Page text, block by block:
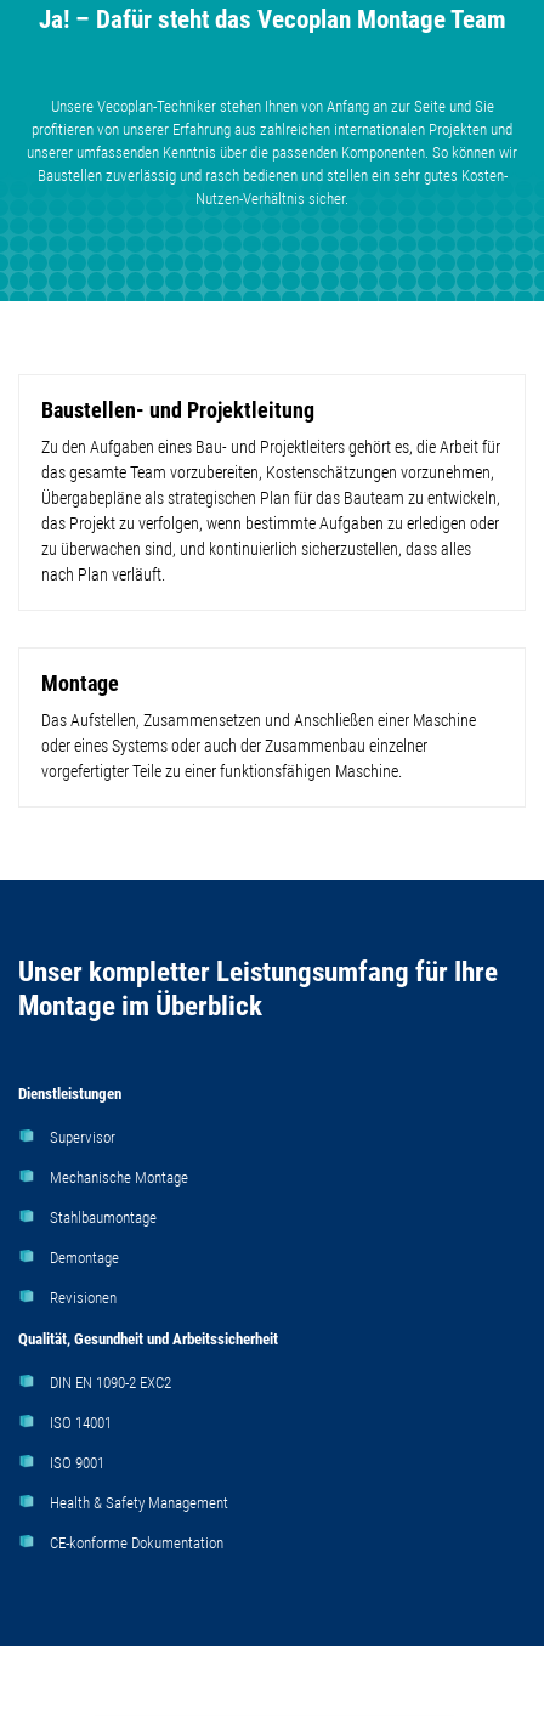
Ja! – Dafür steht das Vecoplan Montage Team
Unsere Vecoplan-Techniker stehen Ihnen von Anfang an zur Seite und Sie
profitieren von unserer Erfahrung aus zahlreichen internationalen Projekten und
unserer umfassenden Kenntnis über die passenden Komponenten. So können wir
Baustellen zuverlässig und rasch bedienen und stellen ein sehr gutes Kosten-
Nutzen-Verhältnis sicher.
Baustellen- und Projektleitung
Zu den Aufgaben eines Bau- und Projektleiters gehört es, die Arbeit für
das gesamte Team vorzubereiten, Kostenschätzungen vorzunehmen,
Übergabepläne als strategischen Plan für das Bauteam zu entwickeln,
das Projekt zu verfolgen, wenn bestimmte Aufgaben zu erledigen oder
zu überwachen sind, und kontinuierlich sicherzustellen, dass alles
nach Plan verläuft.
Montage
Das Aufstellen, Zusammensetzen und Anschließen einer Maschine
oder eines Systems oder auch der Zusammenbau einzelner
vorgefertigter Teile zu einer funktionsfähigen Maschine.
Unser kompletter Leistungsumfang für Ihre
Montage im Überblick
Dienstleistungen
Supervisor
Mechanische Montage
Stahlbaumontage
Demontage
Revisionen
Qualität, Gesundheit und Arbeitssicherheit
DIN EN 1090-2 EXC2
ISO 14001
ISO 9001
Health & Safety Management
CE-konforme Dokumentation